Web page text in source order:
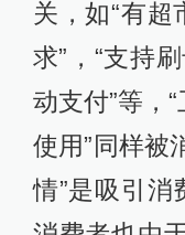
关，如“有
求”，“支持
动支付”等，
使用”同样被
情”是吸引消